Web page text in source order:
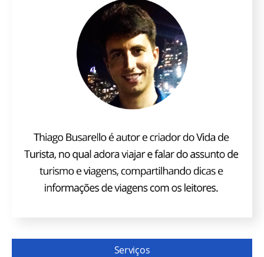
Serviços